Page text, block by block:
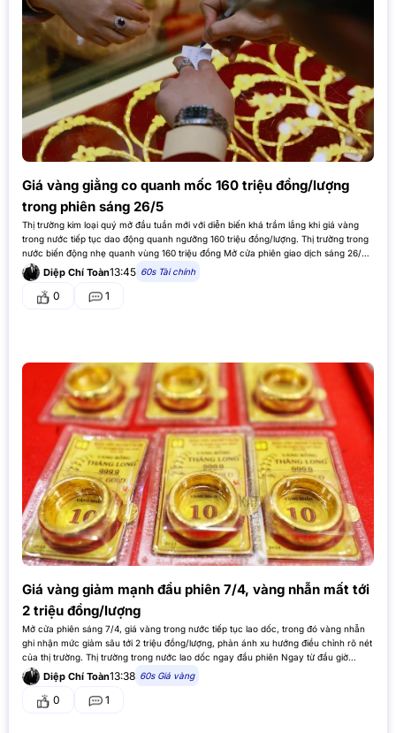
Giá vàng giằng co quanh mốc 160 triệu đồng/lượng
trong phiên sáng 26/5
Thị trường kim loại quý mở đầu tuần mới với diễn biến khá trầm lắng khi giá vàng
trong nước tiếp tục dao động quanh ngưỡng 160 triệu đồng/lượng. Thị trường trong
nước biến động nhẹ quanh vùng 160 triệu đồng Mở cửa phiên giao dịch sáng 26/5,
giá vàng…Diệp Chí Toàn13:45 60s Tài chính
0 1
Giá vàng giảm mạnh đầu phiên 7/4, vàng nhẫn mất tới
2 triệu đồng/lượng
Mở cửa phiên sáng 7/4, giá vàng trong nước tiếp tục lao dốc, trong đó vàng nhẫn
ghi nhận mức giảm sâu tới 2 triệu đồng/lượng, phản ánh xu hướng điều chỉnh rõ nét
của thị trường. Thị trường trong nước lao dốc ngay đầu phiên Ngay từ đầu giờ…
Diệp Chí Toàn13:38 60s Giá vàng
0 1